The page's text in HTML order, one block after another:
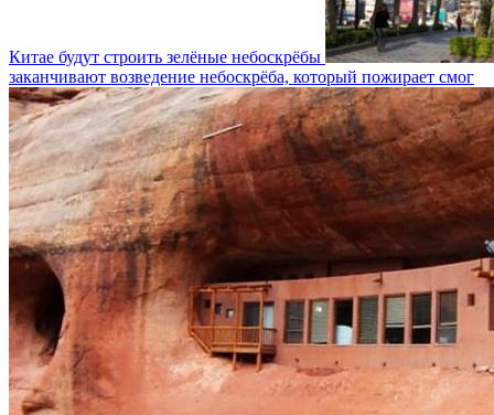
Китае будут строить зелёные небоскрёбы
заканчивают возведение небоскрёба, который пожирает смог